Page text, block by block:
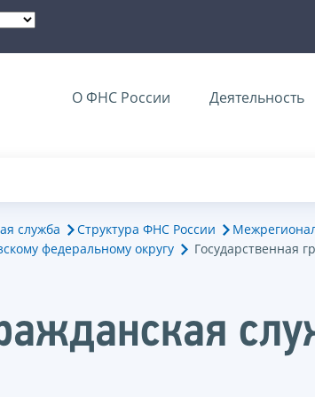
О ФНС России Деятельность
служба Структура ФНС России
федеральному округу
Государственная